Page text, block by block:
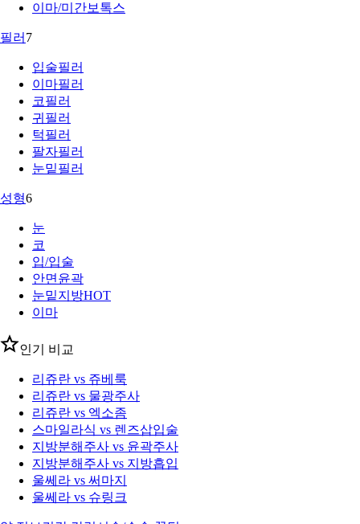
이마/미간보톡스
필러 7
입술필러
이마필러
코필러
귀필러
턱필러
팔자필러
눈밑필러
성형6
눈
코
입/입술
안면윤곽
눈밑지방HOT
이마
인기 비교
리쥬란 vs 쥬베룩
리쥬란 vs 물광주사
리쥬란 vs 엑소좀
스마일라식 vs 렌즈삽입술
지방분해주사 vs 윤곽주사
지방분해주사 vs 지방흡입
울쎄라 vs 써마지
울쎄라 vs 슈링크